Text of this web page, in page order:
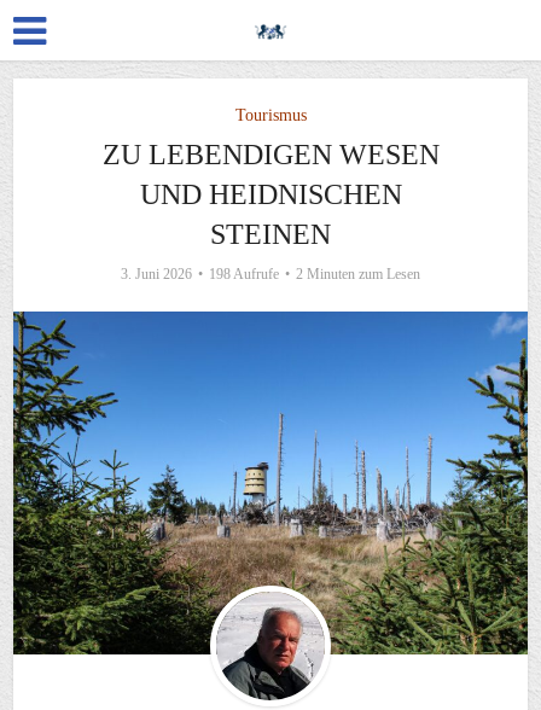
Tourismus
ZU LEBENDIGEN WESEN
UND HEIDNISCHEN
STEINEN
3. Juni 2026 198 Aufrufe 2 Minuten zum Lesen